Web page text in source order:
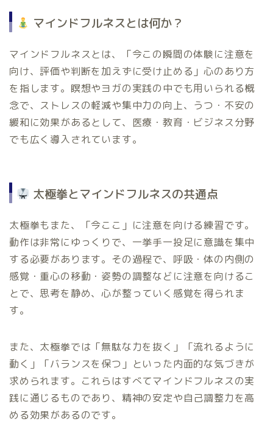
マインドフルネスとは何か？
マインドフルネスとは、「今この瞬間の体験に注意を
向け、評価や判断を加えずに受け止める」心のあり方
を指します。瞑想やヨガの実践の中でも用いられる概
念で、ストレスの軽減や集中力の向上、うつ・不安の
緩和に効果があるとして、医療・教育・ビジネス分野
でも広く導入されています。
太極拳とマインドフルネスの共通点
太極拳もまた、「今ここ」に注意を向ける練習です。
動作は非常にゆっくりで、一挙手一投足に意識を集中
する必要があります。その過程で、呼吸・体の内側の
感覚・重心の移動・姿勢の調整などに注意を向けるこ
とで、思考を静め、心が整っていく感覚を得られま
す。
また、太極拳では「無駄な力を抜く」「流れるように
動く」「バランスを保つ」といった内面的な気づきが
求められます。これらはすべてマインドフルネスの実
践に通じるものであり、精神の安定や自己調整力を高
める効果があるのです。